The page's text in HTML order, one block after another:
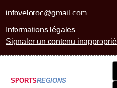
infoveloroc@gmail.com
Informations légales
Signaler un contenu inapproprié
SPORTSREGIONS